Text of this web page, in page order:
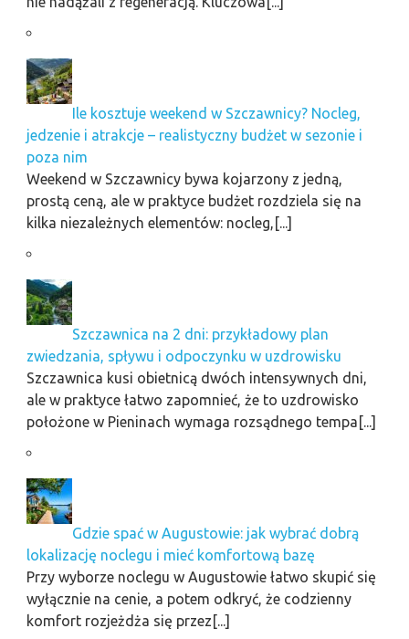
Ile kosztuje weekend w Szczawnicy? Nocleg,
jedzenie i atrakcje – realistyczny budżet w sezonie i
poza nim
Weekend w Szczawnicy bywa kojarzony z jedną,
prostą ceną, ale w praktyce budżet rozdziela się na
kilka niezależnych elementów: nocleg,[...]
Szczawnica na 2 dni: przykładowy plan
zwiedzania, spływu i odpoczynku w uzdrowisku
Szczawnica kusi obietnicą dwóch intensywnych dni,
ale w praktyce łatwo zapomnieć, że to uzdrowisko
położone w Pieninach wymaga rozsądnego tempa[...]
Gdzie spać w Augustowie: jak wybrać dobrą
lokalizację noclegu i mieć komfortową bazę
Przy wyborze noclegu w Augustowie łatwo skupić się
wyłącznie na cenie, a potem odkryć, że codzienny
komfort rozjeżdża się przez[...]